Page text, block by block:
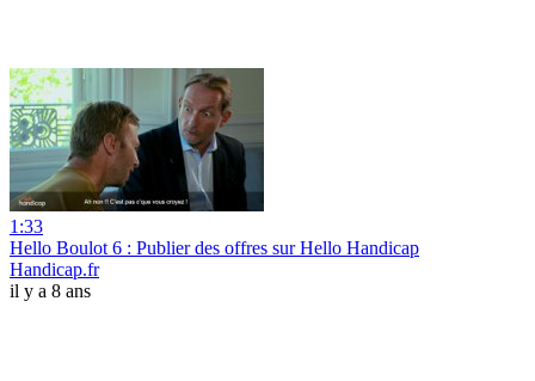
1:33
Hello Boulot 6 : Publier des offres sur Hello Handicap
Handicap.fr
il y a 8 ans